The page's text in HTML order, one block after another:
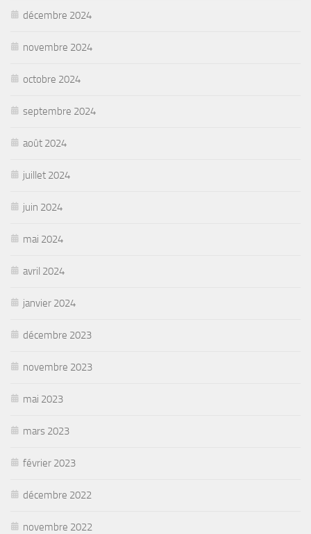
décembre 2024
novembre 2024
octobre 2024
septembre 2024
août 2024
juillet 2024
juin 2024
mai 2024
avril 2024
janvier 2024
décembre 2023
novembre 2023
mai 2023
mars 2023
février 2023
décembre 2022
novembre 2022